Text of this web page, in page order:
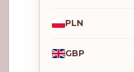
PLN
GBP